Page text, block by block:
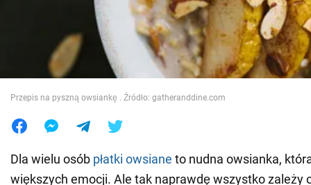
Wojna na Ukrainie
Świat
Jedzenie
Przepis na pyszną owsiankę . Źródło: gatheranddine.com
Dla wielu osób płatki owsiane to nudna owsianka,
większych emocji. Ale tak naprawdę wszystko zależy